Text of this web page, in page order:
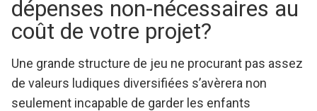
dépenses non-nécessaires au
coût de votre projet?
Une grande structure de jeu ne procurant pas assez
de valeurs ludiques diversifiées s’avèrera non
seulement incapable de garder les enfants